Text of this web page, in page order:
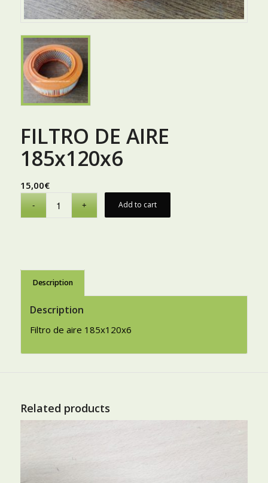
FILTRO DE AIRE
185x120x6
15,00€
Add to cart
Description
Description
Filtro de aire 185x120x6
Related products